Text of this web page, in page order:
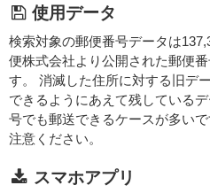
使用データ
検索対象の郵便番号データは
便株式会社より公開された郵便
す。 消滅した住所に対する旧デ
できるようにあえて残している
号でも郵送できるケースが多い
注意ください。
スマホアプリ